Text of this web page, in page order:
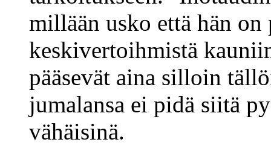
millään usko että hän
keskivertoihmistä
pääsevät aina silloin
jumalansa ei pidä siitä
vähäisinä.